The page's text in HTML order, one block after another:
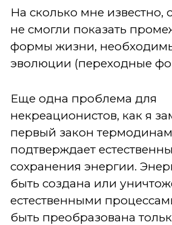
На сколько мне известно,
не смогли показать
формы жизни,
эволюции (переходные
Еще одна проблема для
некреационистов, как я
первый закон
подтверждает
сохранения энергии.
быть создана или
естественными
быть преобразована